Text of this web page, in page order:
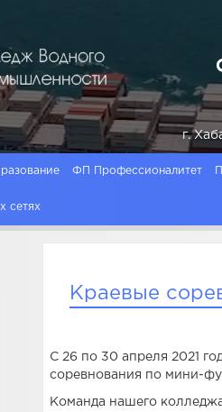
г.
ФП Профессионалитет
сетях
Краевые
С 26 по 30 апреля 2021
соревнования по мини-
Команда нашего